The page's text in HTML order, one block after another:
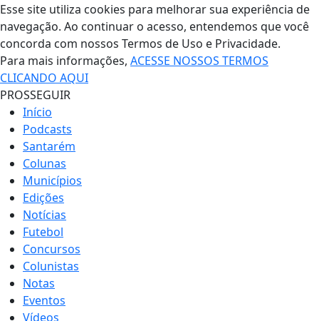
Esse site utiliza cookies para melhorar sua experiência de
navegação. Ao continuar o acesso, entendemos que você
concorda com nossos Termos de Uso e Privacidade.
Para mais informações, ACESSE NOSSOS TERMOS
CLICANDO AQUI
PROSSEGUIR
Início
Podcasts
Santarém
Colunas
Municípios
Edições
Notícias
Futebol
Concursos
Colunistas
Notas
Eventos
Vídeos